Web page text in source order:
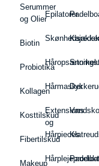
Serummer
og Olier
Biotin
Probiotika
Kollagen
Kosttilskud
Fibertilskud
Makeup
Epilatorer
Hårmasker
Extensions
og
Hårpieces
Vandsko